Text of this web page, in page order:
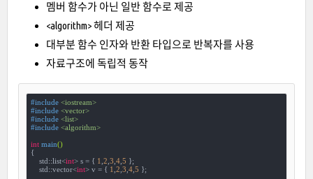
멤버 함수가 아닌 일반 함수로 제공
<algorithm> 헤더 제공
대부분 함수 인자와 반환 타입으로 반복자를 사용
자료구조에 독립적 동작
#include <iostream>
#include <vector>
#include <list>
#include <algorithm>
int main()
{
    std::list<
int> s = { 1 2 3 4, 5 };
    std::vector<
int> v = { 1 2 3 4, 5 };